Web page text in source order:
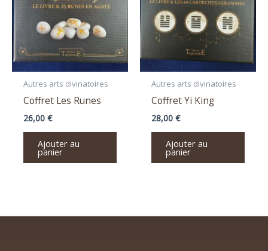
Autres arts divinatoires
Coffret Les Runes
26,00 €
Ajouter au
panier
Autres arts divinatoires
Coffret Yi King
28,00 €
Ajouter au
panier